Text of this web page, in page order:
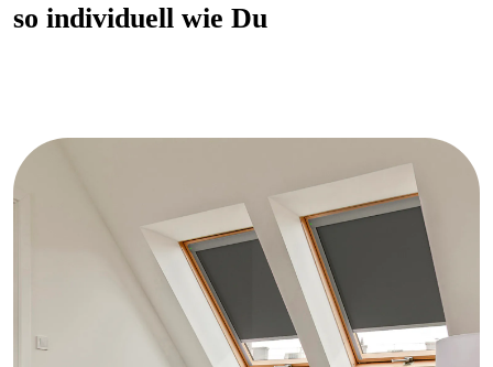
so individuell wie Du